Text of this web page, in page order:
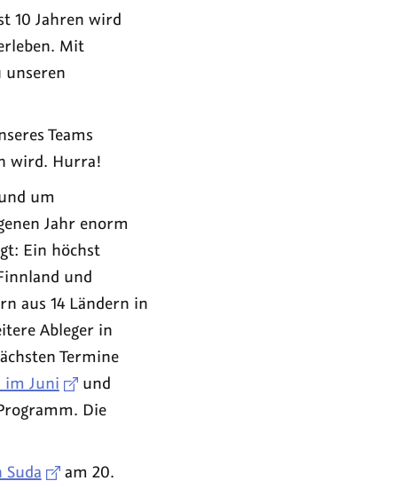
10 Jahren wird
Mit
Teams
wird. Hurra!
um
Jahr enorm
Ein höchst
und
aus 14 Ländern in
Ableger in
Termine
im Juni
und
Die
Suda
am 20.